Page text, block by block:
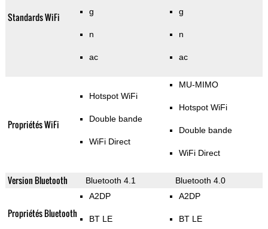
Standards WiFi g
n
ac
g
n
ac
Propriétés WiFi
Hotspot WiFi
Double bande
WiFi Direct
MU-MIMO
Hotspot WiFi
Double bande
WiFi Direct
Version Bluetooth Bluetooth 4.1 Bluetooth 4.0
Propriétés Bluetooth
A2DP
BT LE
A2DP
BT LE